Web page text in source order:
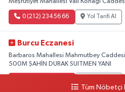
0 (212) 234 56 66 Yol Tarifi Al
Burcu Eczanesi
Barbaros Mahallesi Mahmutbey Caddesi
500M ŞAHİN DURAK SUITMEN YANI
Tüm Nöbetçi